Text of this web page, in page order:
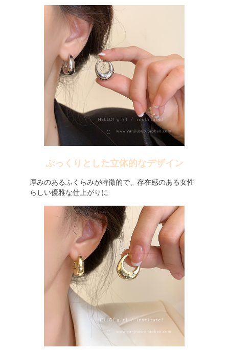
ぷっくりとした立体的なデザイン
厚みのあるふくらみが特徴的で、存在感のある女性
らしい優雅な仕上がりに